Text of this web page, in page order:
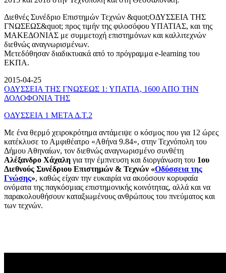
Διεθνές Συνέδριο Επιστημών Τεχνών &quot;ΟΔΥΣΣΕΙΑ ΤΗΣ
ΓΝΩΣΕΩΣ&quot; προς τιμήν της φιλοσόφου ΥΠΑΤΙΑΣ, και της
ΜΑΚΕΔΟΝΙΑΣ με συμμετοχή επιστημόνων και καλλιτεχνών
διεθνώς αναγνωρισμένων.
Μετεδόθησαν διαδικτυακά από το πρόγραμμα e-learning του
ΕΚΠΑ.
2015-04-25
ΟΔΥΣΣΕΙΑ ΤΗΣ ΓΝΩΣΕΩΣ 1: ΥΠΑΤΙΑ, 1600 ΑΠΟ ΤΗΝ
ΔΟΛΟΦΟΝΙΑ ΤΗΣ
ΟΔΥΣΣΕΙΑ 1 ΜΕΤΑ Δ.Τ.2
Με ένα θερμό χειροκρότημα αντάμειψε ο κόσμος που για 12 ώρες
κατέκλυσε το Αμφιθέατρο «Αθήνα 9.84», στην Τεχνόπολη του
Δήμου Αθηναίων, τον διεθνώς αναγνωρισμένο συνθέτη
Αλέξανδρο Χάχαλη για την έμπνευση και διοργάνωση του 1ου
Διεθνούς Συνέδριου Επιστημών & Τεχνών «Οδύσσεια της
Γνώσης», καθώς είχαν την ευκαιρία να ακούσουν κορυφαία
ονόματα της παγκόσμιας επιστημονικής κοινότητας, αλλά και να
παρακολουθήσουν καταξιωμένους ανθρώπους του πνεύματος και
των τεχνών.